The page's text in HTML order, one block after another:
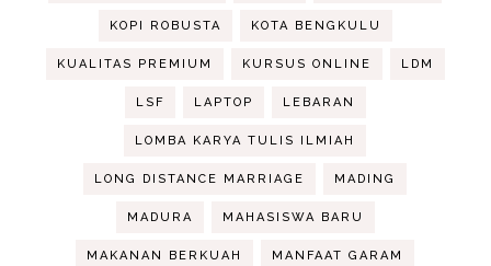
KOPI ROBUSTA KOTA BENGKULU
KUALITAS PREMIUM KURSUS ONLINE LDM
LSF LAPTOP LEBARAN
LOMBA KARYA TULIS ILMIAH
LONG DISTANCE MARRIAGE MADING
MADURA MAHASISWA BARU
MAKANAN BERKUAH MANFAAT GARAM